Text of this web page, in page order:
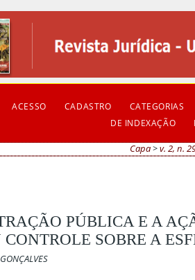
ACESSO CADASTRO CATEGORIAS
DE INDEXAÇÃO
Capa>v. 2, n.
PÚBLICA E A
SOBRE A